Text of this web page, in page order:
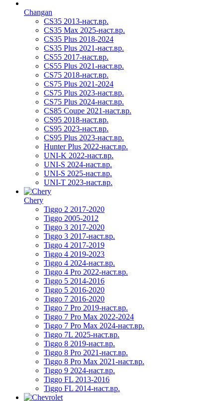
Changan
CS35 2013-наст.вр.
CS35 Max 2025-наст.вр.
CS35 Plus 2018-2024
CS35 Plus 2021-наст.вр.
CS55 2017-наст.вр.
CS55 Plus 2021-наст.вр.
CS75 2018-наст.вр.
CS75 Plus 2021-2024
CS75 Plus 2023-наст.вр.
CS75 Plus 2024-наст.вр.
CS85 Coupe 2021-наст.вр.
CS95 2018-наст.вр.
CS95 2023-наст.вр.
CS95 Plus 2023-наст.вр.
Hunter Plus 2022-наст.вр.
UNI-K 2022-наст.вр.
UNI-S 2024-наст.вр.
UNI-S 2025-наст.вр.
UNI-T 2023-наст.вр.
Chery
Tiggo 2 2017-2020
Tiggo 2005-2012
Tiggo 3 2017-2020
Tiggo 3 2017-наст.вр.
Tiggo 4 2017-2019
Tiggo 4 2019-2023
Tiggo 4 2024-наст.вр.
Tiggo 4 Pro 2022-наст.вр.
Tiggo 5 2014-2016
Tiggo 5 2016-2020
Tiggo 7 2016-2020
Tiggo 7 Pro 2019-наст.вр.
Tiggo 7 Pro Max 2022-2024
Tiggo 7 Pro Max 2024-наст.вр.
Tiggo 7L 2025-наст.вр.
Tiggo 8 2019-наст.вр.
Tiggo 8 Pro 2021-наст.вр.
Tiggo 8 Pro Max 2021-наст.вр.
Tiggo 9 2024-наст.вр.
Tiggo FL 2013-2016
Tiggo FL 2014-наст.вр.